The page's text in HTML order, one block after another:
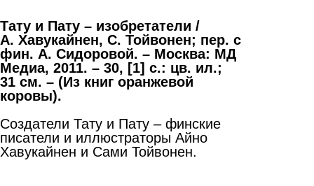
Тату и Пату – изобретатели /
А. Хавукайнен, С. Тойвонен; пер. с
фин. А. Сидоровой. – Москва: МД
Медиа, 2011. – 30, [1] с.: цв. ил.;
31 см. – (Из книг оранжевой
коровы).
Создатели Тату и Пату – финские
писатели и иллюстраторы Айно
Хавукайнен и Сами Тойвонен.